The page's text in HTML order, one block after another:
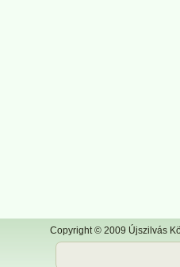
Copyright © 2009 Újszilvás